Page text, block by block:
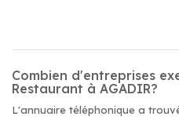
Combien d'entreprises
Restaurant à AGADIR?
L'annuaire téléphonique a